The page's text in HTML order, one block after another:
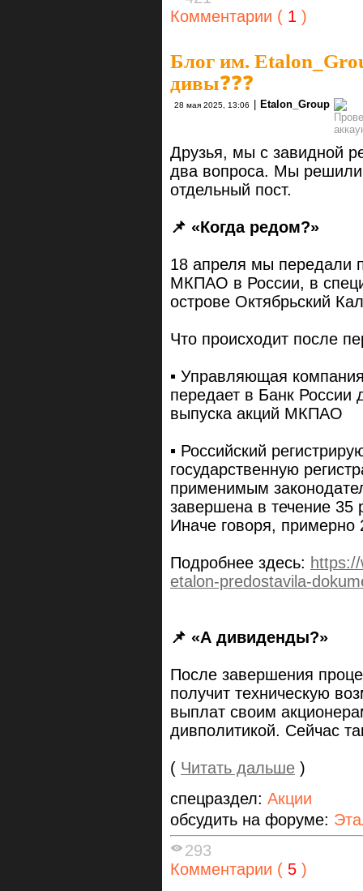
Комментарии ( 1 )
Блог им.
дивы❓❓❓
28 мая 2025, 13:06 Etalon_Group
Друзья, мы с завидной
два вопроса. Мы
отдельный пост.
📌 «Когда редом?»
18 апреля мы передали
МКПАО в России, в
острове Октябрьский
Что происходит после
▪️ Управляющая
передает в Банк России
выпуска акций МКПАО
▪️ Российский
государственную
применимым
завершена в течение 35
Иначе говоря, примерно
Подробнее здесь:
etalon-predostavila-
📌 «А дивиденды?»
После завершения
получит техническую
выплат своим
дивполитикой. Сейчас
( Читать дальше )
спецраздел: Акции
обсудить на форуме:
293
Комментарии ( 5 )